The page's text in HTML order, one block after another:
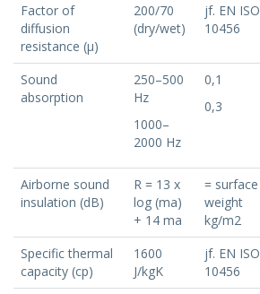
Factor of
diffusion
resistance (μ)
200/70
(dry/wet)
jf. EN ISO
10456
Sound
absorption
250–500
Hz
1000–
2000 Hz
0,1
0,3
Airborne sound
insulation (dB)
R = 13 x
log (ma)
+ 14 ma
= surface
weight
kg/m2
Specific thermal
capacity (cp)
1600
J/kgK
jf. EN ISO
10456